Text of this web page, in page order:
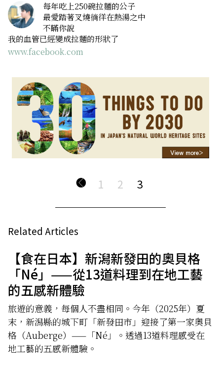
每年吃上250碗拉麵的公子
最愛踏著叉燒徜徉在熱湯之中
不瞞你說
我的血管已經變成拉麵的形狀了
www.facebook.com
1 2 3
Related Articles
【食在日本】新潟新發田的奧貝格
「Né」——從13道料理到在地工藝
的五感新體驗
旅遊的意義，每個人不盡相同。今年（2025年）夏
末，新潟縣的城下町「新發田市」迎接了第一家奧貝
格（Auberge）——「Né」。透過13道料理感受在
地工藝的五感新體驗。